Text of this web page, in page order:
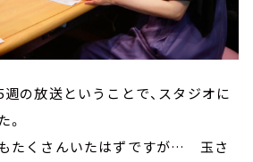
の放送ということで、スタジオに
。
たくさんいたはずですが… 玉さ